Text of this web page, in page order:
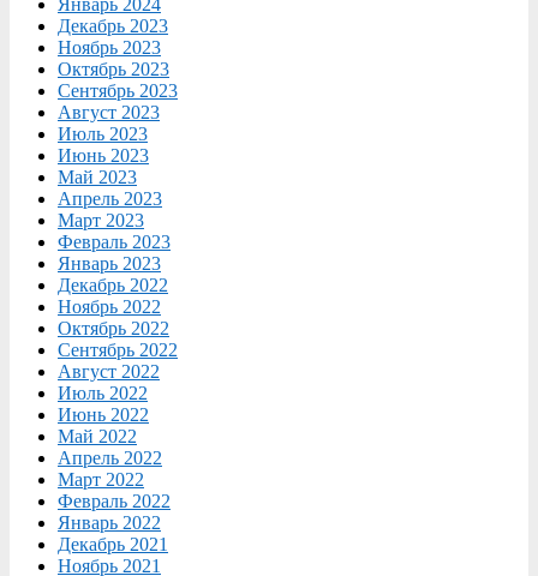
Декабрь 2023
Ноябрь 2023
Октябрь 2023
Сентябрь 2023
Август 2023
Июль 2023
Июнь 2023
Май 2023
Апрель 2023
Март 2023
Февраль 2023
Январь 2023
Декабрь 2022
Ноябрь 2022
Октябрь 2022
Сентябрь 2022
Август 2022
Июль 2022
Июнь 2022
Май 2022
Апрель 2022
Март 2022
Февраль 2022
Январь 2022
Декабрь 2021
Ноябрь 2021